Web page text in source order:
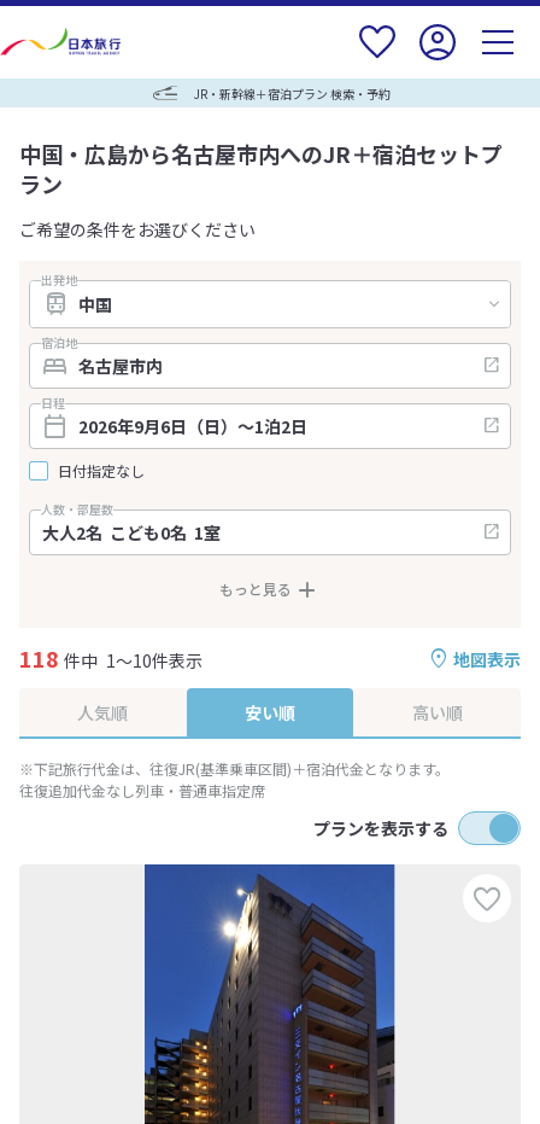
JR・新幹線＋宿泊プラン 検索・予約
中国・広島から名古屋市内へのJR＋宿泊セットプ
ラン
ご希望の条件をお選びください
出発地
宿泊地
日程
日付指定なし
人数・部屋数
もっと見る
地図表示
118 件中 1～10件表示
人気順 安い順 高い順
※下記旅行代金は、往復JR(基準乗車区間)＋宿泊代金となります。
往復追加代金なし列車・普通車指定席
プランを表示する